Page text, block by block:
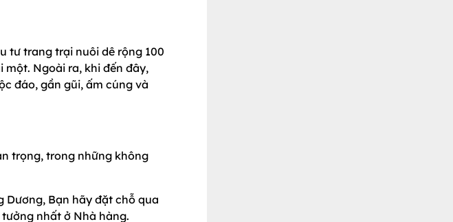
tư trang trại nuôi dê rộng 100
Ngoài ra, khi đến đây,
đáo, gần gũi, ấm cúng và
trọng, trong những không
Dương, Bạn hãy đặt chỗ qua
nhất ở Nhà hàng.